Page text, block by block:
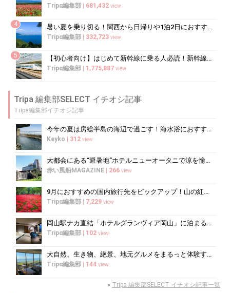
Tripα編集部 | 681,432 view
4 暑い夏を乗り切る！関西から日帰りや1泊2日におすすめの避暑地10選
Tripα編集部 | 332,723 view
5 【初心者向け】はじめて新幹線に乗る人必読！新幹線の乗り方をイチから徹底解説
Tripα編集部 | 1,775,887 view
Tripa 編集部SELECT イチオシ記事
Tripa編集部イチオシ記事
今年の夏は房総半島の海辺で過ごす！海水浴におすすめの宿10選
Keyko | 312 view
大都会にある“避暑地”ホテルニューオータニで涼を愉しむ
赤い風船MAGAZINE | 266 view
9月におすすめの国内旅行先をピックアップ！山の紅葉絶景や果物狩りも
Tripα編集部 | 7,229 view
岡山駅ナカ直結「ホテルグランヴィア岡山」に泊まるべき5つの理由
Tripα編集部 | 102 view
大自然、生き物、絶景、地元グルメをまるっと体験する「湘南西エリア」
Tripα編集部 | 144 view
» Tripa 編集部SELECT イチオシ記事一覧